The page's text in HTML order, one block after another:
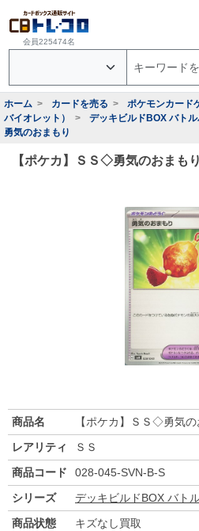
会員225474名
ホーム カードを売る ポケモンカード
バイオレット）
デッキビルドBOX バト
勇気のおまもり
【ポケカ】ＳＳ◇勇気のおまもり
商品名
【ポケカ】ＳＳ◇勇気の
レアリティ
ＳＳ
商品コード
028-045-SVN-B-S
シリーズ
デッキビルドBOX バト
商品状態
キズなし買取